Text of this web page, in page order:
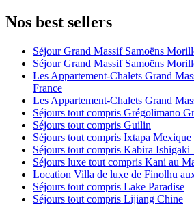
Nos best sellers
Séjour Grand Massif Samoëns
Séjour Grand Massif Samoëns
Les Appartement-Chalets Grand
France
Les Appartement-Chalets Grand
Séjours tout compris Grégolimano
Séjours tout compris Guilin
Séjours tout compris Ixtapa Mexique
Séjours tout compris Kabira Ishigaki
Séjours luxe tout compris Kani au
Location Villa de luxe de Finolhu
Séjours tout compris Lake Paradise
Séjours tout compris Lijiang Chine